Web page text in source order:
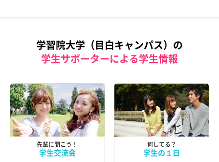
学習院大学（目白キャンパス）の
学生サポーターによる学生情報
先輩に聞こう！
学生交流会
何してる？
学生の１日